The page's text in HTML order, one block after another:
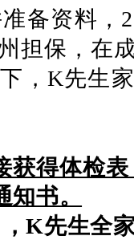
备资料，
担保，在
，K先生
获得体检
书。
K先生全